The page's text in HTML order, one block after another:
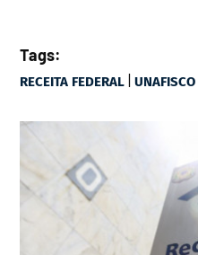
Tags:
RECEITA FEDERAL |UNAFISCO